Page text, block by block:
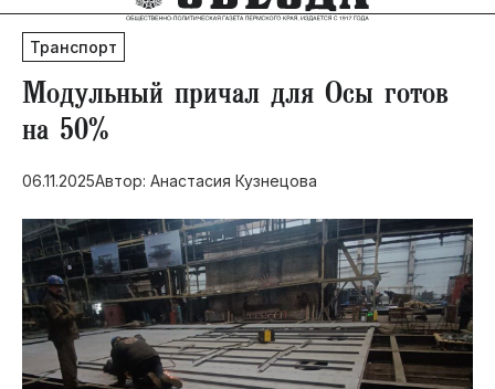
80 лет Победы
Молодежная столица РФ
СВО
Выборы в Пермском крае
Инфраструктура
Благоустройство
Транспорт
Модульный причал для Осы готов
на 50%
06.11.2025Автор: Анастасия Кузнецова